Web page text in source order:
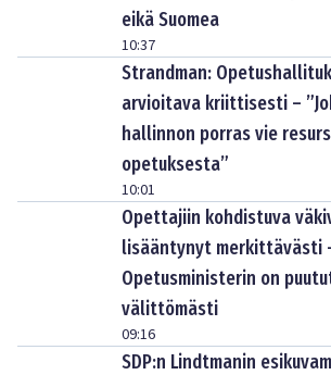
eikä Suomea
10:37
Strandman:
arvioitava kriittisesti –
hallinnon porras vie
opetuksesta”
10:01
Opettajiin kohdistuva
lisääntynyt merkittävästi
Opetusministerin on
välittömästi
09:16
SDP:n Lindtmanin